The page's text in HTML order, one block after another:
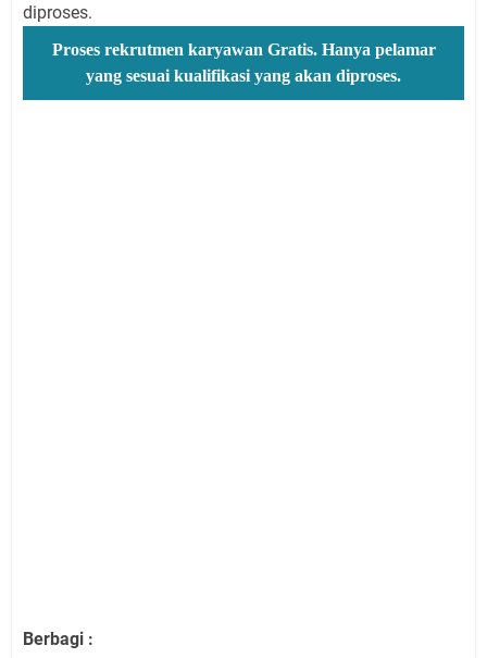
diproses.
Proses rekrutmen karyawan Gratis. Hanya pelamar
yang sesuai kualifikasi yang akan diproses.
Berbagi :